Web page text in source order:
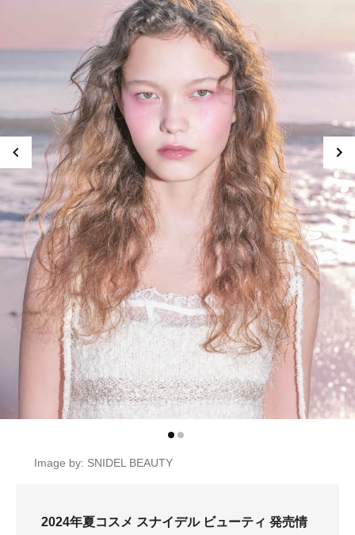
Image by: SNIDEL BEAUTY
2024年夏コスメ スナイデル ビューティ 発売情